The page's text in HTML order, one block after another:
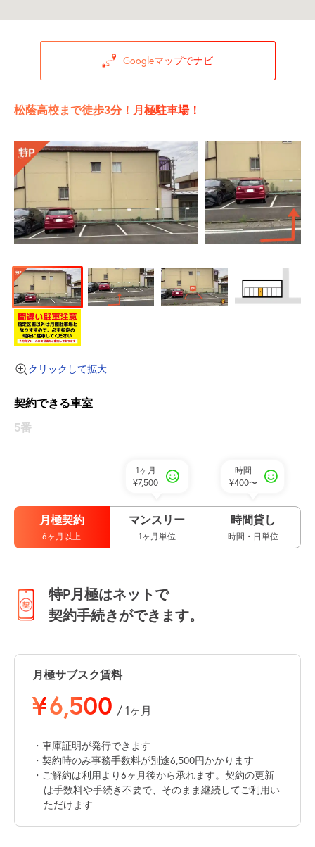
Googleマップでナビ
松蔭高校まで徒歩3分！月極駐車場！
クリックして拡大
契約できる車室
5番
月極契約
6ヶ月以上
1ヶ月
¥7,500
マンスリー
1ヶ月単位
時間
¥400〜
時間貸し
時間・日単位
特P月極はネットで
契約手続きができます。
月極サブスク賃料
¥6,500 / 1ヶ月
・車庫証明が発行できます
・契約時のみ事務手数料が別途6,500円かかります
・ご解約は利用より6ヶ月後から承れます。契約の更新
は手数料や手続き不要で、そのまま継続してご利用い
ただけます